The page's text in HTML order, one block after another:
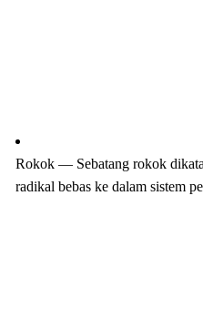
Rokok — Sebatang rokok
radikal bebas ke dalam sistem